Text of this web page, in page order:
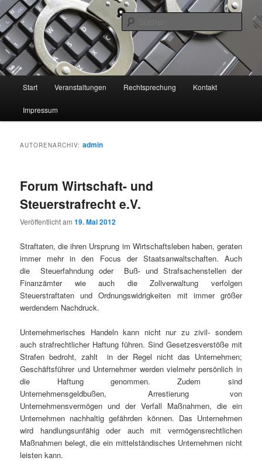
Zum
primären
Inhalt
springen
Zum
sekundären
Inhalt
springenForum Wirtschafts- und
Steuerstrafrecht e.V.
Start Veranstaltungen Rechtsprechung Kontakt
Impressum
AUTORENARCHIV:admin
Forum Wirtschaft- und
Steuerstrafrecht e.V.
Veröffentlicht am19. Mai 2012
Straftaten, die ihren Ursprung im Wirtschaftsleben haben, geraten
immer mehr in den Focus der Staatsanwaltschaften. Auch
die Steuerfahndung oder Buß- und Strafsachenstellen der
Finanzämter wie auch die Zollverwaltung verfolgen
Steuerstraftaten und Ordnungswidrigkeiten mit immer größer
werdendem Nachdruck.
Unternehmerisches Handeln kann nicht nur zu zivil- sondern
auch strafrechtlicher Haftung führen. Sind Gesetzesverstöße mit
Strafen bedroht, zahlt in der Regel nicht das Unternehmen;
Geschäftsführer und Unternehmer werden vielmehr persönlich in
die Haftung genommen. Zudem sind
Unternehmensgeldbußen, Arrestierung von
Unternehmensvermögen und der Verfall Maßnahmen, die ein
Unternehmen nachhaltig gefährden können. Das Unternehmen
wird handlungsunfähig oder auch mit vermögensrechtlichen
Maßnahmen belegt, die ein mittelständisches Unternehmen nicht
leisten kann.